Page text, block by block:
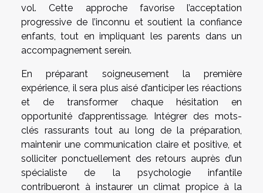
vol. Cette approche favorise l’acceptation
progressive de l’inconnu et soutient la confiance
enfants, tout en impliquant les parents dans un
accompagnement serein.
En préparant soigneusement la première
expérience, il sera plus aisé d’anticiper les réactions
et de transformer chaque hésitation en
opportunité d’apprentissage. Intégrer des mots-
clés rassurants tout au long de la préparation,
maintenir une communication claire et positive, et
solliciter ponctuellement des retours auprès d’un
spécialiste de la psychologie infantile
contribueront à instaurer un climat propice à la